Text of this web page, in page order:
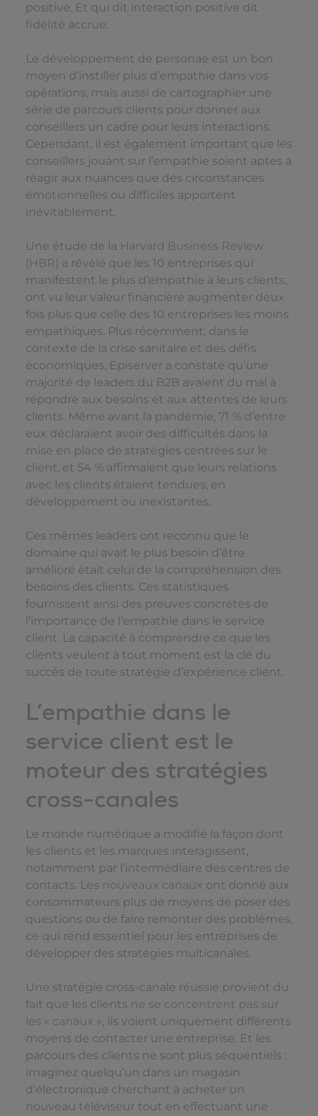
positive. Et qui dit interaction positive dit
fidélité accrue.
Le développement de personae est un bon
moyen d’instiller plus d’empathie dans vos
opérations, mais aussi de cartographier une
série de parcours clients pour donner aux
conseillers un cadre pour leurs interactions.
Cependant, il est également important que les
conseillers jouant sur l’empathie soient aptes à
réagir aux nuances que des circonstances
émotionnelles ou difficiles apportent
inévitablement.
Une étude de la Harvard Business Review
(HBR) a révélé que les 10 entreprises qui
manifestent le plus d’empathie à leurs clients,
ont vu leur valeur financière augmenter deux
fois plus que celle des 10 entreprises les moins
empathiques. Plus récemment, dans le
contexte de la crise sanitaire et des défis
économiques, Episerver a constaté qu’une
majorité de leaders du B2B avaient du mal à
répondre aux besoins et aux attentes de leurs
clients. Même avant la pandémie, 71 % d’entre
eux déclaraient avoir des difficultés dans la
mise en place de stratégies centrées sur le
client, et 54 % affirmaient que leurs relations
avec les clients étaient tendues, en
développement ou inexistantes.
Ces mêmes leaders ont reconnu que le
domaine qui avait le plus besoin d’être
amélioré était celui de la compréhension des
besoins des clients. Ces statistiques
fournissent ainsi des preuves concrètes de
l’importance de l’empathie dans le service
client. La capacité à comprendre ce que les
clients veulent à tout moment est la clé du
succès de toute stratégie d’expérience client.
L’empathie dans le
service client est le
moteur des stratégies
cross-canales
Le monde numérique a modifié la façon dont
les clients et les marques interagissent,
notamment par l’intermédiaire des centres de
contacts. Les nouveaux canaux ont donné aux
consommateurs plus de moyens de poser des
questions ou de faire remonter des problèmes,
ce qui rend essentiel pour les entreprises de
développer des stratégies multicanales.
Une stratégie cross-canale réussie provient du
fait que les clients ne se concentrent pas sur
les « canaux », ils voient uniquement différents
moyens de contacter une entreprise. Et les
parcours des clients ne sont plus séquentiels :
imaginez quelqu’un dans un magasin
d’électronique cherchant à acheter un
nouveau téléviseur tout en effectuant une